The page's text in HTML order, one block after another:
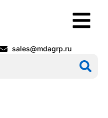
sales@mdagrp.ru